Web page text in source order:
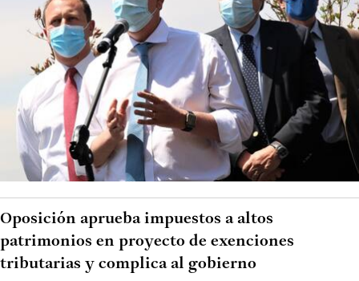
Oposición aprueba impuestos a altos
patrimonios en proyecto de exenciones
tributarias y complica al gobierno